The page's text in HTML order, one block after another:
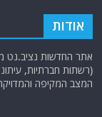
אודות
אתר החדשות נציב.נט
(רשתות חברתיות,
המצב המקיפה